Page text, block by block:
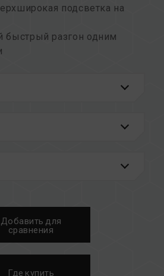
подсветка на
разгон одним
управления питанием
контроллером
поддерживает различное
Добавить для
сравнения
Где купить